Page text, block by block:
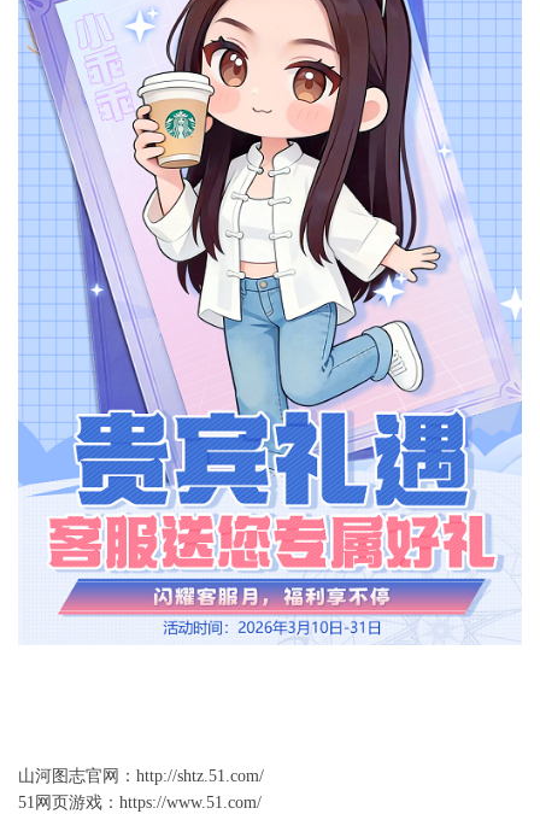
山河图志官网 ： http://shtz.51.com/
51网页游戏： https://www.51.com/